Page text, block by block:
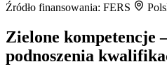
Źródło finansowania: FERS
Zielone kompetencje
podnoszenia